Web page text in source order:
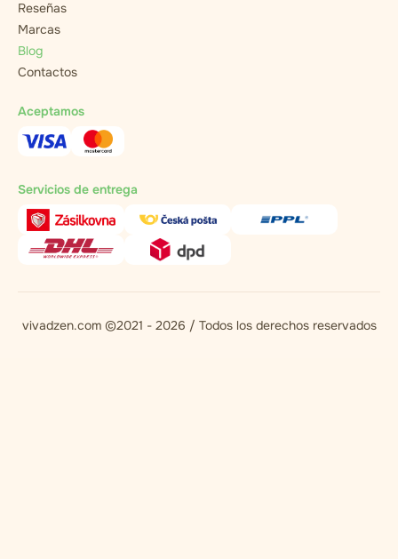
Reseñas
Marcas
Blog
Contactos
Aceptamos
Servicios de entrega
vivadzen.com ©2021 - 2026 / Todos los derechos reservados